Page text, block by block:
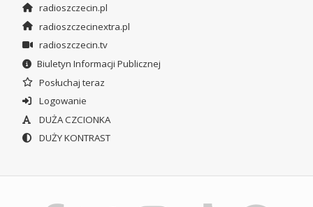
radioszczecin.pl
radioszczecinextra.pl
radioszczecin.tv
Biuletyn Informacji Publicznej
Posłuchaj teraz
Logowanie
DUŻA CZCIONKA
DUŻY KONTRAST